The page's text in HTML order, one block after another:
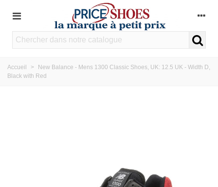
Accueil >
New Balance - Mens 1300 Classic Shoes, UK: 12.5 UK - Width D,
Black with Red